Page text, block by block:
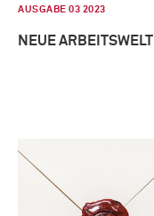
AUSGABE 03 2023
NEUE ARBEITSWELT